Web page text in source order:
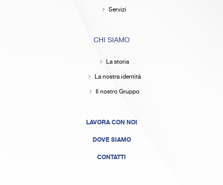
Servizi
CHI SIAMO
La storia
La nostra identità
Il nostro Gruppo
LAVORA CON NOI
DOVE SIAMO
CONTATTI